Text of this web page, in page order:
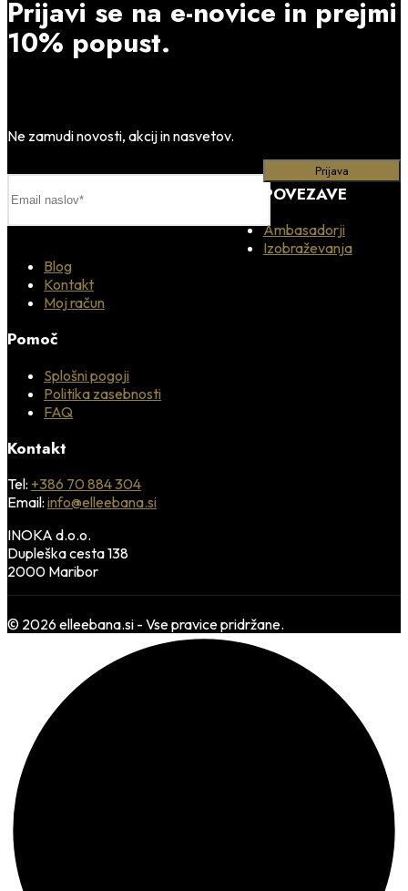
Prijavi se na e-novice in prejmi
10% popust.
Ne zamudi novosti, akcij in nasvetov.
POVEZAVE
Ambasadorji
Izobraževanja
Blog
Kontakt
Moj račun
Pomoč
Splošni pogoji
Politika zasebnosti
FAQ
Kontakt
Tel: +386 70 884 304
Email: info@elleebana.si
INOKA d.o.o.
Dupleška cesta 138
2000 Maribor
© 2026 elleebana.si - Vse pravice pridržane.